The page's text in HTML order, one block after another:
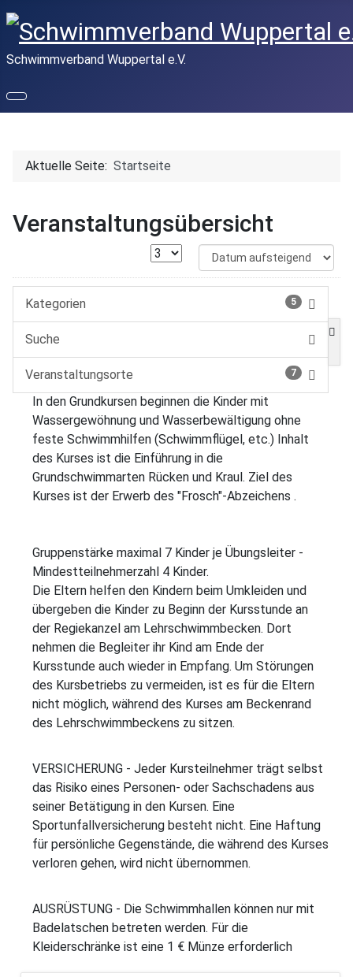
Schwimmverband Wuppertal e.V.
Aktuelle Seite: Startseite
Veranstaltungsübersicht
Kategorien 5
Suche
Veranstaltungsorte 7
In den Grundkursen beginnen die Kinder mit
Wassergewöhnung und Wasserbewältigung ohne
feste Schwimmhilfen (Schwimmflügel, etc.) Inhalt
des Kurses ist die Einführung in die
Grundschwimmarten Rücken und Kraul. Ziel des
Kurses ist der Erwerb des "Frosch"-Abzeichens .
Gruppenstärke maximal 7 Kinder je Übungsleiter -
Mindestteilnehmerzahl 4 Kinder.
Die Eltern helfen den Kindern beim Umkleiden und
übergeben die Kinder zu Beginn der Kursstunde an
der Regiekanzel am Lehrschwimmbecken. Dort
nehmen die Begleiter ihr Kind am Ende der
Kursstunde auch wieder in Empfang. Um Störungen
des Kursbetriebs zu vermeiden, ist es für die Eltern
nicht möglich, während des Kurses am Beckenrand
des Lehrschwimmbeckens zu sitzen.
VERSICHERUNG - Jeder Kursteilnehmer trägt selbst
das Risiko eines Personen- oder Sachschadens aus
seiner Betätigung in den Kursen. Eine
Sportunfallversicherung besteht nicht. Eine Haftung
für persönliche Gegenstände, die während des Kurses
verloren gehen, wird nicht übernommen.
AUSRÜSTUNG - Die Schwimmhallen können nur mit
Badelatschen betreten werden. Für die
Kleiderschränke ist eine 1 € Münze erforderlich